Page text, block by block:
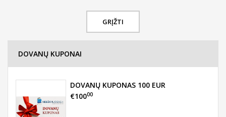
GRĮŽTI
DOVANŲ KUPONAI
DOVANŲ KUPONAS 100 EUR
€10000